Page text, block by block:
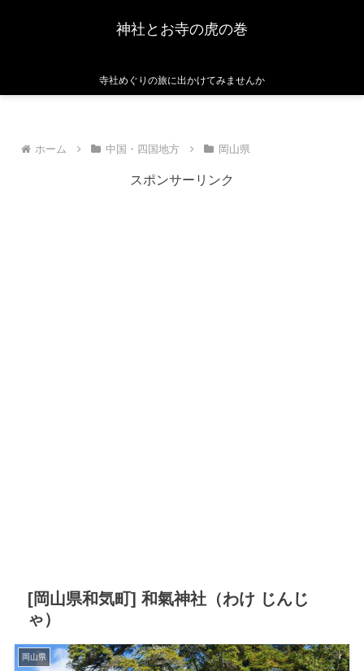
神社とお寺の虎の巻
寺社めぐりの旅に出かけてみませんか
ホーム 中国・四国地方 岡山県
スポンサーリンク
[岡山県和気町] 和氣神社（わけ じんじ
ゃ）
岡山県